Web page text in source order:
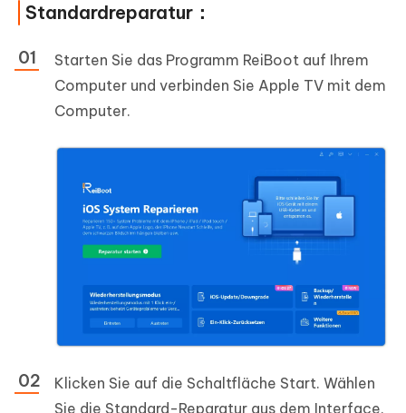
Standardreparatur：
Starten Sie das Programm ReiBoot auf Ihrem
Computer und verbinden Sie Apple TV mit dem
Computer.
Klicken Sie auf die Schaltfläche Start. Wählen
Sie die Standard-Reparatur aus dem Interface.